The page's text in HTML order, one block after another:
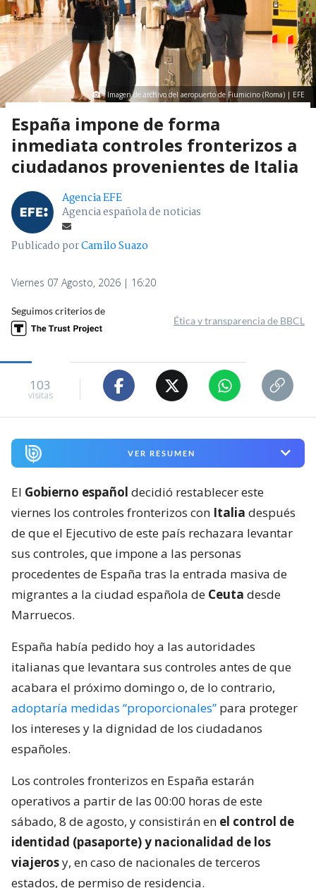
Imagen de archivo del aeropuerto de Fiumicino (Roma) | EFE
España impone de forma
inmediata controles fronterizos a
ciudadanos provenientes de Italia
Agencia EFE
Agencia española de noticias
Publicado porCamilo Suazo
Viernes 07 Agosto, 2026 | 16:20
Seguimos criterios de
Ética y transparencia de BBCL
103
visitas
VER RESUMEN
El Gobierno español decidió restablecer este
viernes los controles fronterizos con Italia después
de que el Ejecutivo de este país rechazara levantar
sus controles, que impone a las personas
procedentes de España tras la entrada masiva de
migrantes a la ciudad española de Ceuta desde
Marruecos.
España había pedido hoy a las autoridades
italianas que levantara sus controles antes de que
acabara el próximo domingo o, de lo contrario,
adoptaría medidas “proporcionales” para proteger
los intereses y la dignidad de los ciudadanos
españoles.
Los controles fronterizos en España estarán
operativos a partir de las 00:00 horas de este
sábado, 8 de agosto, y consistirán en el control de
identidad (pasaporte) y nacionalidad de los
viajerosy, en caso de nacionales de terceros
estados, de permiso de residencia.